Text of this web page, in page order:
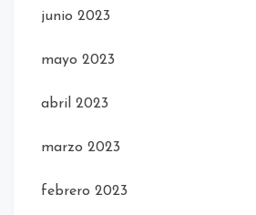
junio 2023
mayo 2023
abril 2023
marzo 2023
febrero 2023